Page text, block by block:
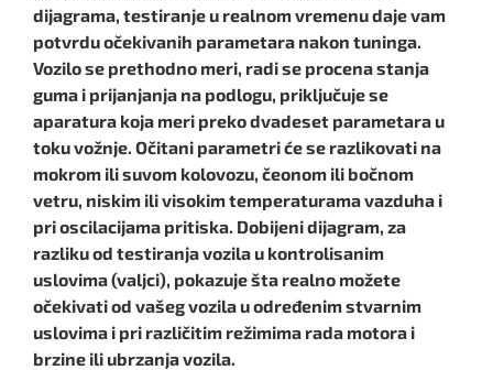
dijagrama, testiranje u realnom vremenu daje vam
potvrdu očekivanih parametara nakon tuninga.
Vozilo se prethodno meri, radi se procena stanja
guma i prijanjanja na podlogu, priključuje se
aparatura koja meri preko dvadeset parametara u
toku vožnje. Očitani parametri će se razlikovati na
mokrom ili suvom kolovozu, čeonom ili bočnom
vetru, niskim ili visokim temperaturama vazduha i
pri oscilacijama pritiska. Dobijeni dijagram, za
razliku od testiranja vozila u kontrolisanim
uslovima (valjci), pokazuje šta realno možete
očekivati od vašeg vozila u određenim stvarnim
uslovima i pri različitim režimima rada motora i
brzine ili ubrzanja vozila.